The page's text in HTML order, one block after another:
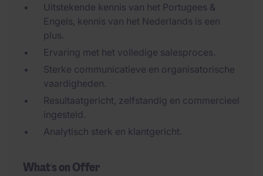
Uitstekende kennis van het Portugees &
Engels, kennis van het Nederlands is een
plus.
Ervaring met het volledige salesproces.
Sterke communicatieve en organisatorische
vaardigheden.
Resultaatgericht, zelfstandig en commercieel
ingesteld.
Analytisch sterk en klantgericht.
What's on Offer